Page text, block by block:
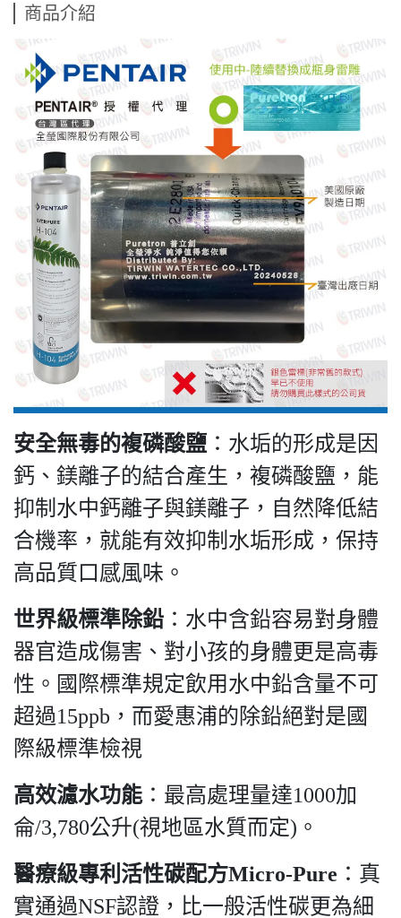
商品介紹
安全無毒的複磷酸鹽 ：水垢的形成是因
鈣、鎂離子的結合產生，複磷酸鹽，能
抑制水中鈣離子與鎂離子，自然降低結
合機率，就能有效抑制水垢形成，保持
高品質口感風味。
世界級標準除鉛 ：水中含鉛容易對身體
器官造成傷害、對小孩的身體更是高毒
性。國際標準規定飲用水中鉛含量不可
超過15ppb，而愛惠浦的除鉛絕對是國
際級標準檢視
高效濾水功能：最高處理量達1000加
侖/3,780公升(視地區水質而定)。
醫療級專利活性碳配方Micro-Pure ：真
實通過NSF認證，比一般活性碳更為細